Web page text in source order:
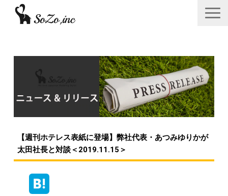
ニュース＆リリース
サービス一覧
あつみゆりかオフィシャル情報
【週刊ホテレス表紙に登場】弊社代表・あつみゆりかが
太田社長と対談＜2019.11.15＞